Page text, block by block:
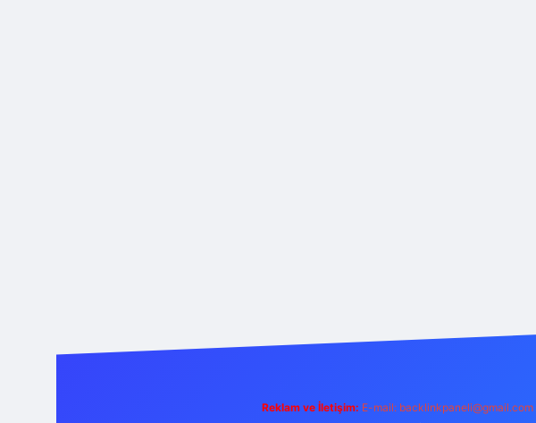
Reklam ve İletişim: E-mail: backlinkpaneli@gmail.com